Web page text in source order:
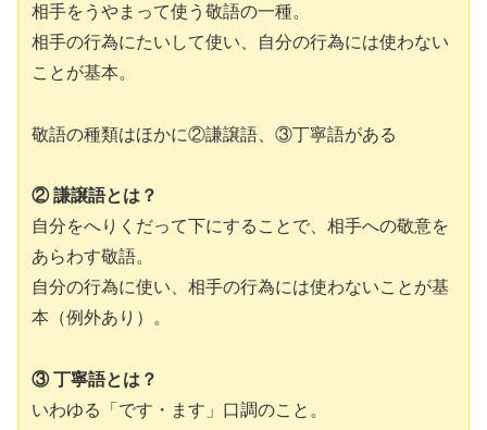
相手をうやまって使う敬語の一種。
相手の行為にたいして使い、自分の行為には使わない
ことが基本。
敬語の種類はほかに②謙譲語、③丁寧語がある
② 謙譲語とは？
自分をへりくだって下にすることで、相手への敬意を
あらわす敬語。
自分の行為に使い、相手の行為には使わないことが基
本（例外あり）。
③ 丁寧語とは？
いわゆる「です・ます」口調のこと。